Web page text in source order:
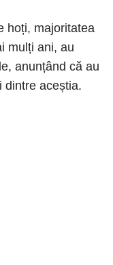
hoți, majoritatea
mulți ani, au
anunțând că au
dintre aceștia.